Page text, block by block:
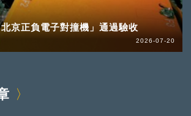
京正負電子對撞機」通過驗收
2026-07-20